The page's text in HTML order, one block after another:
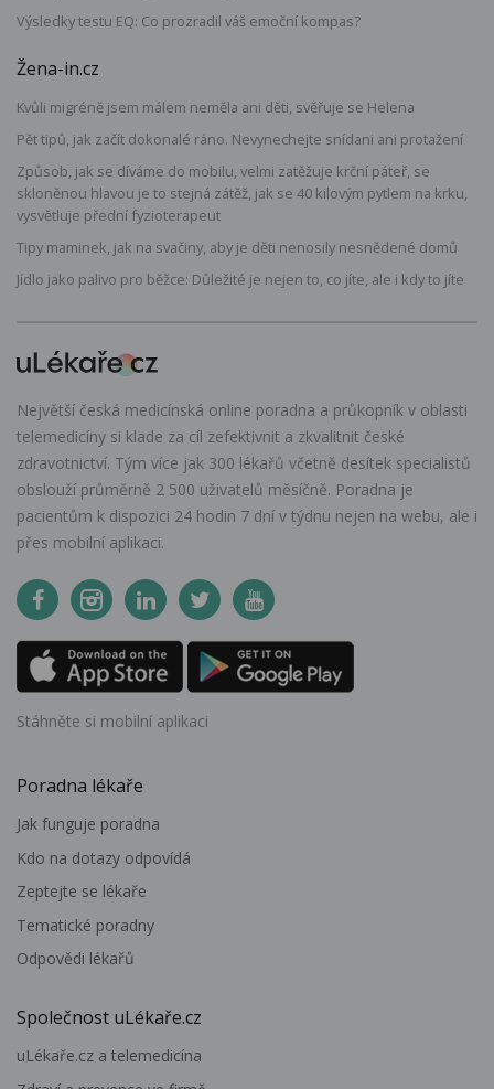
Výsledky testu EQ: Co prozradil váš emoční kompas?
Žena-in.cz
Kvůli migréně jsem málem neměla ani děti, svěřuje se Helena
Pět tipů, jak začít dokonalé ráno. Nevynechejte snídani ani protažení
Způsob, jak se díváme do mobilu, velmi zatěžuje krční páteř, se
skloněnou hlavou je to stejná zátěž, jak se 40 kilovým pytlem na krku,
vysvětluje přední fyzioterapeut
Tipy maminek, jak na svačiny, aby je děti nenosily nesnědené domů
Jídlo jako palivo pro běžce: Důležité je nejen to, co jíte, ale i kdy to jíte
Největší česká medicínská online poradna a průkopník v oblasti
telemedicíny si klade za cíl zefektivnit a zkvalitnit české
zdravotnictví. Tým více jak 300 lékařů včetně desítek specialistů
obslouží průměrně 2 500 uživatelů měsíčně. Poradna je
pacientům k dispozici 24 hodin 7 dní v týdnu nejen na webu, ale i
přes mobilní aplikaci.
Stáhněte si mobilní aplikaci
Poradna lékaře
Jak funguje poradna
Kdo na dotazy odpovídá
Zeptejte se lékaře
Tematické poradny
Odpovědi lékařů
Společnost uLékaře.cz
uLékaře.cz a telemedicína